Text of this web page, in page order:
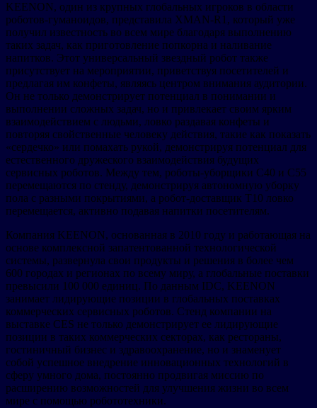
KEENON, один из крупных глобальных игроков в области
роботов-гуманоидов, представила XMAN-R1, который уже
получил известность во всем мире благодаря выполнению
таких задач, как приготовление попкорна и наливание
напитков. Этот универсальный звездный робот также
присутствует на мероприятии, приветствуя посетителей и
предлагая им конфеты, являясь центром внимания аудитории.
Он не только демонстрирует потенциал в понимании и
выполнении сложных задач, но и привлекает своим ярким
взаимодействием с людьми, ловко раздавая конфеты и
повторяя свойственные человеку действия, такие как показать
«сердечко» или помахать рукой, демонстрируя потенциал для
естественного дружеского взаимодействия будущих
сервисных роботов. Между тем, роботы-уборщики C40 и C55
перемещаются по стенду, демонстрируя автономную уборку
пола с разными покрытиями, а робот-доставщик T10 ловко
перемещается, активно подавая напитки посетителям.
Компания KEENON, основанная в 2010 году и работающая на
основе комплексной запатентованной технологической
системы, развернула свои продукты и решения в более чем
600 городах и регионах по всему миру, а глобальные поставки
превысили 100 000 единиц. По данным IDC, KEENON
занимает лидирующие позиции в глобальных поставках
коммерческих сервисных роботов. Стенд компании на
выставке CES не только демонстрирует ее лидирующие
позиции в таких коммерческих секторах, как рестораны,
гостиничный бизнес и здравоохранение, но и знаменует
собой успешное внедрение инновационных технологий в
сферу умного дома, постоянно продвигая миссию по
расширению возможностей для улучшения жизни во всем
мире с помощью робототехники.